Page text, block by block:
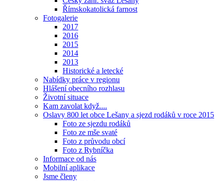
Římskokatolická farnost
Fotogalerie
2017
2016
2015
2014
2013
Historické a letecké
Nabídky práce v regionu
Hlášení obecního rozhlasu
Životní situace
Kam zavolat když....
Oslavy 800 let obce Lešany a sjezd rodáků v roce 2015
Foto ze sjezdu rodáků
Foto ze mše svaté
Foto z průvodu obcí
Foto z Rybníčka
Informace od nás
Mobilní aplikace
Jsme členy